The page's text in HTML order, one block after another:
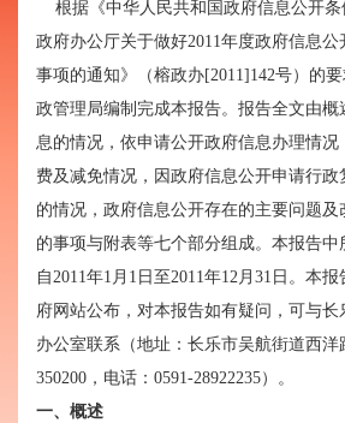
根据《中华人民共和国政府信息公开条
政府办公厅关于做好2011年度政府信息
事项的通知》（榕政办[2011]142号）的
政管理局编制完成本报告。报告全文由
息的情况，依申请公开政府信息办理情况
费及减免情况，因政府信息公开申请行
的情况，政府信息公开存在的主要问题及
的事项与附表等七个部分组成。本报告中
自2011年1月1日至2011年12月31日。本
府网站公布，对本报告如有疑问，可与长
办公室联系（地址：长乐市吴航街道西洋
350200，电话：0591-28922235）。
一、概述